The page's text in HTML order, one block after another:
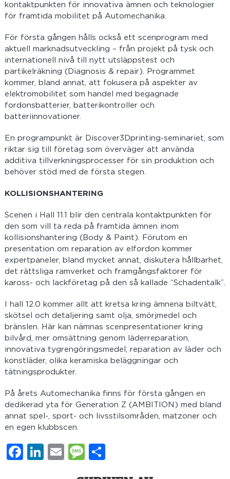
kontaktpunkten för innovativa ämnen och teknologier
för framtida mobilitet på Automechanika.
För första gången hålls också ett scenprogram med
aktuell marknadsutveckling – från projekt på tysk och
internationell nivå till nytt utsläppstest och
partikelräkning (Diagnosis & repair). Programmet
kommer, bland annat, att fokusera på aspekter av
elektromobilitet som handel med begagnade
fordonsbatterier, batterikontroller och
batteriinnovationer.
En programpunkt är Discover3Dprinting-seminariet, som
riktar sig till företag som överväger att använda
additiva tillverkningsprocesser för sin produktion och
behöver stöd med de första stegen.
KOLLISIONSHANTERING
Scenen i Hall 11.1 blir den centrala kontaktpunkten för
den som vill ta reda på framtida ämnen inom
kollisionshantering (Body & Paint). Förutom en
presentation om reparation av elfordon kommer
expertpaneler, bland mycket annat, diskutera hållbarhet,
det rättsliga ramverket och framgångsfaktorer för
kaross- och lackföretag på den så kallade “Schadentalk”.
I hall 12.0 kommer allt att kretsa kring ämnena biltvätt,
skötsel och detaljering samt olja, smörjmedel och
bränslen. Här kan nämnas scenpresentationer kring
bilvård, mer omsättning genom läderreparation,
innovativa tygrengöringsmedel, reparation av läder och
konstläder, olika keramiska beläggningar och
tätningsprodukter.
På årets Automechanika finns för första gången en
dedikerad yta för Generation Z (AMBITION) med bland
annat spel-, sport- och livsstilsområden, matzoner och
en egen klubbscen.
Facebook
LinkedIn
EmailMessage